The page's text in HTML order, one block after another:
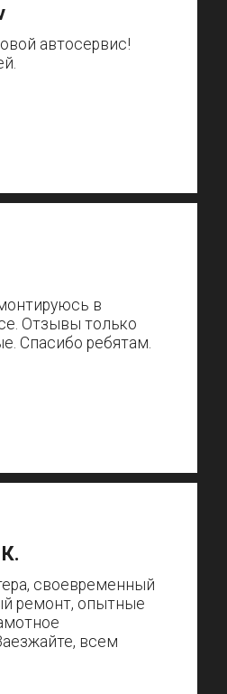
автосервис!
в
Отзывы только
Спасибо ребятам.
своевременный
ремонт, опытные
всем